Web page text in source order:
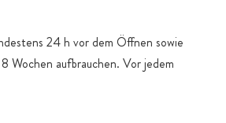
24 h vor dem Öffnen sowie
Wochen aufbrauchen. Vor jedem